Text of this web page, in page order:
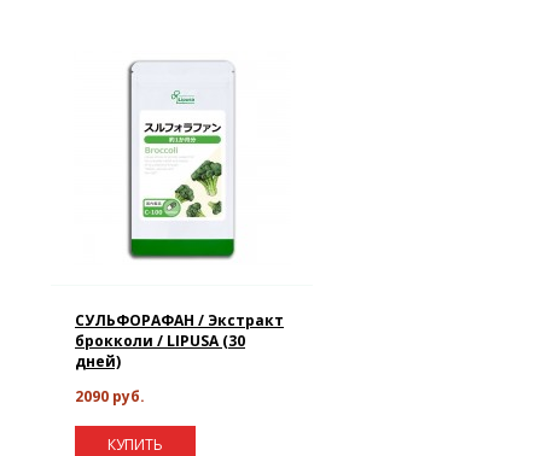
СУЛЬФОРАФАН / Экстракт
брокколи / LIPUSA (30
дней)
2090 руб.
КУПИТЬ